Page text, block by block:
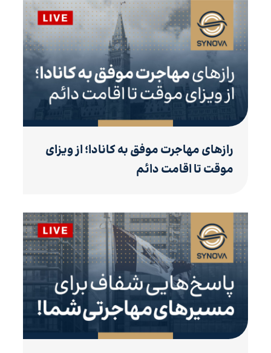
رازهای مهاجرت موفق به کانادا؛ از ویزای
موقت تا اقامت دائم